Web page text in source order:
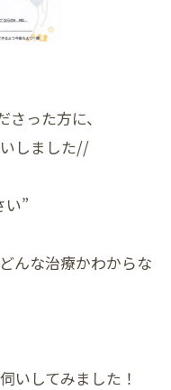
った方に、
しました//
い”
んな治療かわからな
いしてみました！